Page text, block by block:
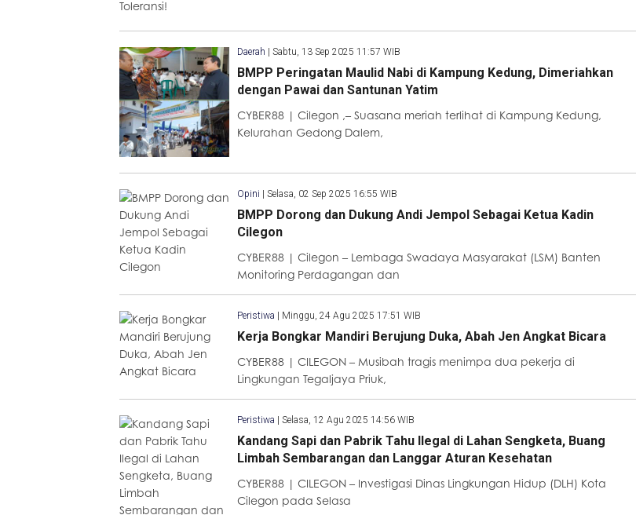
Daerah Sabtu, 13 Sep 2025 11:57 WIB
BMPP Peringatan Maulid Nabi di Kampung Kedung, Dimeriahkan
dengan Pawai dan Santunan Yatim
CYBER88 | Cilegon ,– Suasana meriah terlihat di Kampung Kedung,
Kelurahan Gedong Dalem,
Opini Selasa, 02 Sep 2025 16:55 WIB
BMPP Dorong dan Dukung Andi Jempol Sebagai Ketua Kadin
Cilegon
CYBER88 | Cilegon – Lembaga Swadaya Masyarakat (LSM) Banten
Monitoring Perdagangan dan
Peristiwa Minggu, 24 Agu 2025 17:51 WIB
Kerja Bongkar Mandiri Berujung Duka, Abah Jen Angkat Bicara
CYBER88 | CILEGON – Musibah tragis menimpa dua pekerja di
Lingkungan Tegaljaya Priuk,
Peristiwa Selasa, 12 Agu 2025 14:56 WIB
Kandang Sapi dan Pabrik Tahu Ilegal di Lahan Sengketa, Buang
Limbah Sembarangan dan Langgar Aturan Kesehatan
CYBER88 | CILEGON – Investigasi Dinas Lingkungan Hidup (DLH) Kota
Cilegon pada Selasa